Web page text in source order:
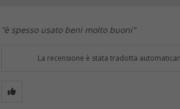
"è spesso usato beni molto buoni"
La recensione è stata tradotta